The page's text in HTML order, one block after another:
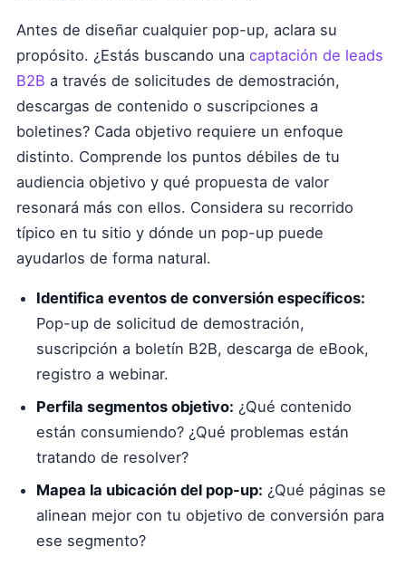
Antes de diseñar cualquier pop-up, aclara su
propósito. ¿Estás buscando una captación de leads
B2B a través de solicitudes de demostración,
descargas de contenido o suscripciones a
boletines? Cada objetivo requiere un enfoque
distinto. Comprende los puntos débiles de tu
audiencia objetivo y qué propuesta de valor
resonará más con ellos. Considera su recorrido
típico en tu sitio y dónde un pop-up puede
ayudarlos de forma natural.
Identifica eventos de conversión específicos:
Pop-up de solicitud de demostración,
suscripción a boletín B2B, descarga de eBook,
registro a webinar.
Perfila segmentos objetivo: ¿Qué contenido
están consumiendo? ¿Qué problemas están
tratando de resolver?
Mapea la ubicación del pop-up: ¿Qué páginas se
alinean mejor con tu objetivo de conversión para
ese segmento?